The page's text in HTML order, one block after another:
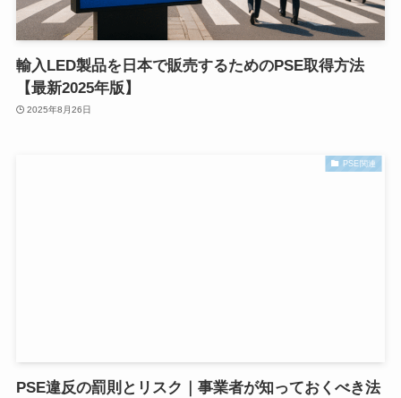
輸入LED製品を日本で販売するためのPSE取得方法
【最新2025年版】
2025年8月26日
PSE関連
PSE違反の罰則とリスク｜事業者が知っておくべき法